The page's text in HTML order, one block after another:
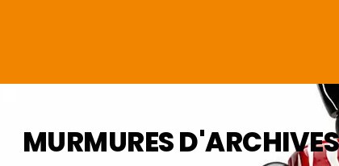
MURMURES D'ARCHIVES